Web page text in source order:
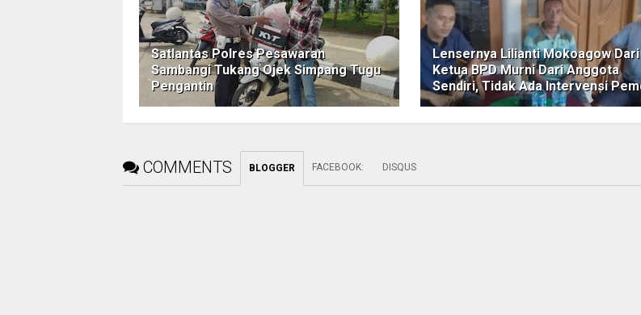
Satlantas Polres Pesawaran
Sambangi Tukang Ojek Simpang Tugu
Pengantin
Lensernya Lilianti Mokoagow Dari
Ketua BPD Murni Dari Anggota
Sendiri, Tidak Ada Intervensi
COMMENTS BLOGGER FACEBOOK: DISQUS